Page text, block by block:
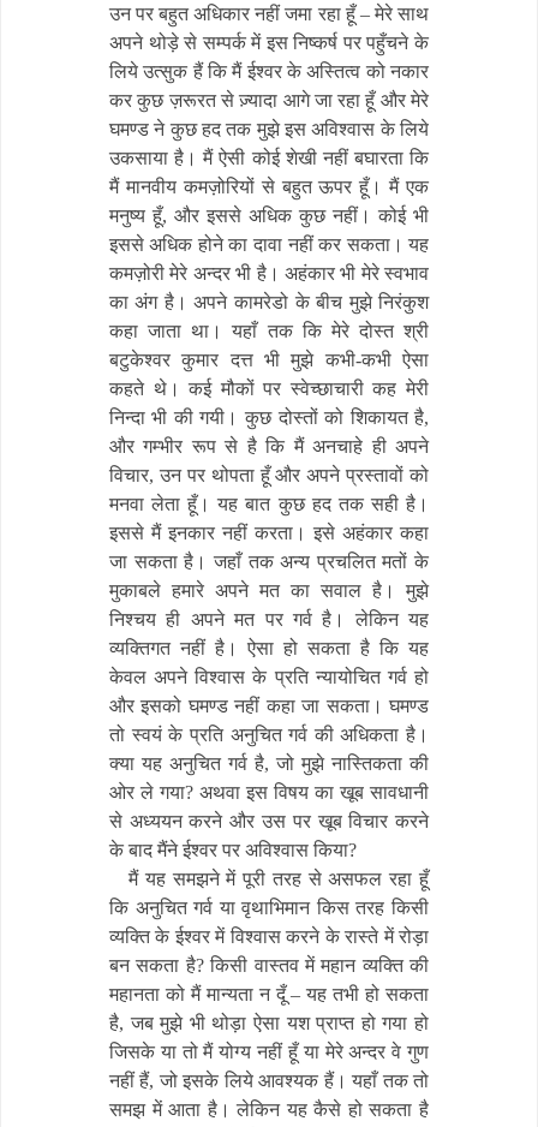
उन पर बहुत अधिकार नहीं जमा रहा हूँ – मेरे साथ
अपने थोड़े से सम्पर्क में इस निष्कर्ष पर पहुँचने के
लिये उत्सुक हैं कि मैं ईश्वर के अस्तित्व को नकार
कर कुछ ज़रूरत से ज़्यादा आगे जा रहा हूँ और मेरे
घमण्ड ने कुछ हद तक मुझे इस अविश्वास के लिये
उकसाया है। मैं ऐसी कोई शेखी नहीं बघारता कि
मैं मानवीय कमज़ोरियों से बहुत ऊपर हूँ। मैं एक
मनुष्य हूँ, और इससे अधिक कुछ नहीं। कोई भी
इससे अधिक होने का दावा नहीं कर सकता। यह
कमज़ोरी मेरे अन्दर भी है। अहंकार भी मेरे स्वभाव
का अंग है। अपने कामरेडो के बीच मुझे निरंकुश
कहा जाता था। यहाँ तक कि मेरे दोस्त श्री
बटुकेश्वर कुमार दत्त भी मुझे कभी-कभी ऐसा
कहते थे। कई मौकों पर स्वेच्छाचारी कह मेरी
निन्दा भी की गयी। कुछ दोस्तों को शिकायत है,
और गम्भीर रूप से है कि मैं अनचाहे ही अपने
विचार, उन पर थोपता हूँ और अपने प्रस्तावों को
मनवा लेता हूँ। यह बात कुछ हद तक सही है।
इससे मैं इनकार नहीं करता। इसे अहंकार कहा
जा सकता है। जहाँ तक अन्य प्रचलित मतों के
मुकाबले हमारे अपने मत का सवाल है। मुझे
निश्चय ही अपने मत पर गर्व है। लेकिन यह
व्यक्तिगत नहीं है। ऐसा हो सकता है कि यह
केवल अपने विश्वास के प्रति न्यायोचित गर्व हो
और इसको घमण्ड नहीं कहा जा सकता। घमण्ड
तो स्वयं के प्रति अनुचित गर्व की अधिकता है।
क्या यह अनुचित गर्व है, जो मुझे नास्तिकता की
ओर ले गया? अथवा इस विषय का खूब सावधानी
से अध्ययन करने और उस पर खूब विचार करने
के बाद मैंने ईश्वर पर अविश्वास किया?
मैं यह समझने में पूरी तरह से असफल रहा हूँ
कि अनुचित गर्व या वृथाभिमान किस तरह किसी
व्यक्ति के ईश्वर में विश्वास करने के रास्ते में रोड़ा
बन सकता है? किसी वास्तव में महान व्यक्ति की
महानता को मैं मान्यता न दूँ – यह तभी हो सकता
है, जब मुझे भी थोड़ा ऐसा यश प्राप्त हो गया हो
जिसके या तो मैं योग्य नहीं हूँ या मेरे अन्दर वे गुण
नहीं हैं, जो इसके लिये आवश्यक हैं। यहाँ तक तो
समझ में आता है। लेकिन यह कैसे हो सकता है